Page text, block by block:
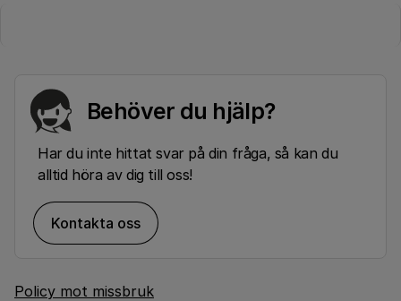
Behöver du hjälp?
Har du inte hittat svar på din fråga, så kan du
alltid höra av dig till oss!
Kontakta oss
Policy mot missbruk